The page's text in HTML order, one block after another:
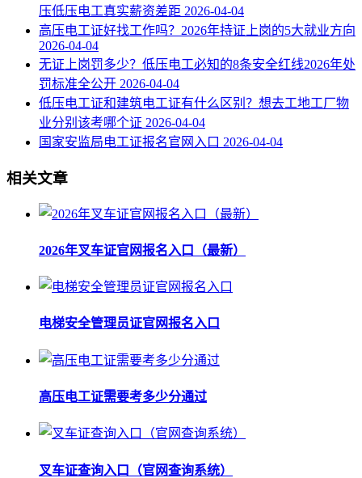
压低压电工真实薪资差距 2026-04-04
高压电工证好找工作吗？2026年持证上岗的5大就业方向
2026-04-04
无证上岗罚多少？低压电工必知的8条安全红线2026年处
罚标准全公开 2026-04-04
低压电工证和建筑电工证有什么区别？想去工地工厂物
业分别该考哪个证 2026-04-04
国家安监局电工证报名官网入口 2026-04-04
相关文章
2026年叉车证官网报名入口（最新）
电梯安全管理员证官网报名入口
高压电工证需要考多少分通过
叉车证查询入口（官网查询系统）